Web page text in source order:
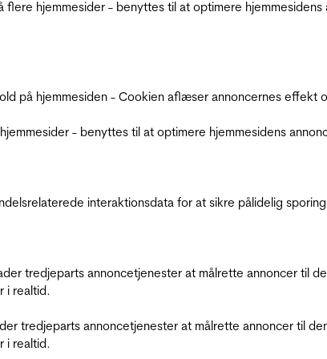
hjemmesider - benyttes til at optimere
på hjemmesiden - Cookien aflæser annoncernes
- benyttes til at optimere hjemmesidens
interaktionsdata for at sikre pålidelig
tredjeparts annoncetjenester at målrette annoncer til
i realtid.
tredjeparts annoncetjenester at målrette annoncer til
i realtid.